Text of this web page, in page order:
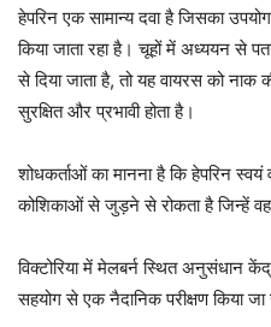
हेपरिन एक सामान्य दवा है जिसका
किया जाता रहा है। चूहों में अध्ययन से
से दिया जाता है, तो यह वायरस को
सुरक्षित और प्रभावी होता है।
शोधकर्ताओं का मानना ​​है कि हेपरिन
कोशिकाओं से जुड़ने से रोकता है जिन्हें
विक्टोरिया में मेलबर्न स्थित अनुसंधान
सहयोग से एक नैदानिक ​​परीक्षण किया जा